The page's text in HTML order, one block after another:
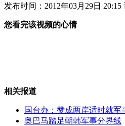
"杜甫很忙"爆红网络 专家吁
发布时间：2012年03月29日 20:15
您看完该视频的心情
相关报道
国台办：赞成两岸适时就军
奥巴马踏足朝韩军事分界线